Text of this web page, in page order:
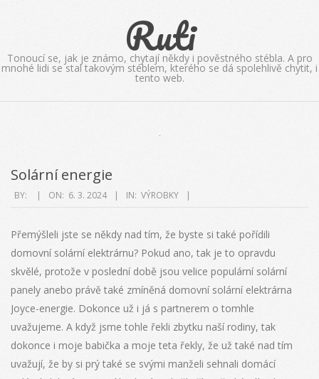
Ruti
Tonoucí se, jak je známo, chytají někdy i pověstného stébla. A pro
mnohé lidi se stal takovým stéblem, kterého se dá spolehlivě chytit, i
tento web.
Solární energie
2024-
06
BY: ON: 6. 3. 2024 IN: VÝROBKY
Přemýšleli jste se někdy nad tím, že byste si také pořídili
domovní solární elektrárnu? Pokud ano, tak je to opravdu
skvělé, protože v poslední době jsou velice populární solární
panely anebo právě také zmíněná domovní solární elektrárna
Joyce-energie. Dokonce už i já s partnerem o tomhle
uvažujeme. A když jsme tohle řekli zbytku naší rodiny, tak
dokonce i moje babička a moje teta řekly, že už také nad tím
uvažují, že by si prý také se svými manželi sehnali domácí